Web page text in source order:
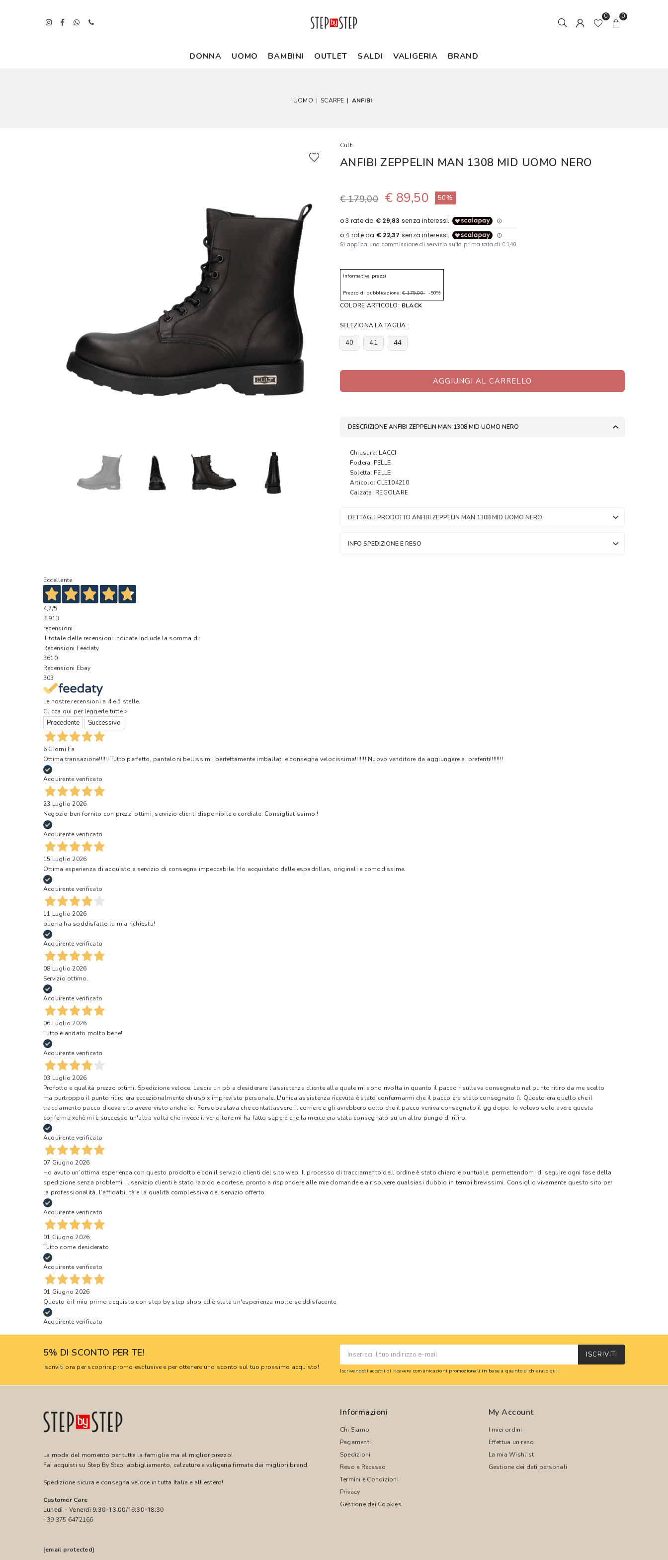
0 0
DONNA UOMO BAMBINI OUTLET SALDI VALIGERIA BRAND
UOMO | SCARPE | ANFIBI
Cult
ANFIBI ZEPPELIN MAN 1308 MID UOMO NERO
€ 179,00 € 89,50 50%
Informativa prezzi
Prezzo di pubblicazione: € 179,00-50%
COLORE ARTICOLO: BLACK
SELEZIONA LA TAGLIA :
40 41 44
AGGIUNGI AL CARRELLO
DESCRIZIONE ANFIBI ZEPPELIN MAN 1308 MID UOMO NERO
Chiusura: LACCI
Fodera: PELLE
Soletta: PELLE
Articolo: CLE104210
Calzata: REGOLARE
DETTAGLI PRODOTTO ANFIBI ZEPPELIN MAN 1308 MID UOMO NERO
INFO SPEDIZIONE E RESO
Eccellente
4,7/5
3.913
recensioni
Il totale delle recensioni indicate include la somma di:
Recensioni Feedaty
3610
Recensioni Ebay
303
Le nostre recensioni a 4 e 5 stelle.
Clicca qui per leggerle tutte >
Precedente Successivo
6 Giorni Fa
Ottima transazione!!!!!! Tutto perfetto, pantaloni bellissimi, perfettamente imballati e consegna velocissima!!!!!!! Nuovo venditore da aggiungere ai preferiti!!!!!!!!
Acquirente verificato
23 Luglio 2026
Negozio ben fornito con prezzi ottimi, servizio clienti disponibile e cordiale. Consigliatissimo !
Acquirente verificato
15 Luglio 2026
Ottima esperienza di acquisto e servizio di consegna impeccabile. Ho acquistato delle espadrillas, originali e comodissime.
Acquirente verificato
11 Luglio 2026
buona ha soddisfatto la mia richiesta!
Acquirente verificato
08 Luglio 2026
Servizio ottimo.
Acquirente verificato
06 Luglio 2026
Tutto è andato molto bene!
Acquirente verificato
03 Luglio 2026
Profotto e qualità prezzo ottimi. Spedizione veloce. Lascia un pò a desiderare l'assistenza cliente alla quale mi sono rivolta in quanto il pacco risultava consegnato nel punto ritiro da me scelto
ma purtroppo il punto ritiro era eccezionalmente chiuso x imprevisto personale. L'unica assistenza ricevuta è stato confermarmi che il pacco era stato consegnato lì. Questo era quello che il
tracciamento pacco diceva e lo avevo visto anche io. Forse bastava che contattassero il corriere e gli avrebbero detto che il pacco veniva consegnato il gg dopo. Io volevo solo avere questa
conferma xchè mi è successo un'altra volta che invece il venditore mi ha fatto sapere che la merce era stata consegnato su un altro pungo di ritiro.
Acquirente verificato
07 Giugno 2026
Ho avuto un’ottima esperienza con questo prodotto e con il servizio clienti del sito web. Il processo di tracciamento dell’ordine è stato chiaro e puntuale, permettendomi di seguire ogni fase della
spedizione senza problemi. Il servizio clienti è stato rapido e cortese, pronto a rispondere alle mie domande e a risolvere qualsiasi dubbio in tempi brevissimi. Consiglio vivamente questo sito per
la professionalità, l’affidabilità e la qualità complessiva del servizio offerto.
Acquirente verificato
01 Giugno 2026
Tutto come desiderato
Acquirente verificato
01 Giugno 2026
Questo è il mio primo acquisto con step by step shop ed è stata un'esperienza molto soddisfacente
Acquirente verificato
5% DI SCONTO PER TE!
Iscriviti ora per scoprire promo esclusive e per ottenere uno sconto sul tuo prossimo acquisto!
ISCRIVITI
Iscrivendoti accetti di ricevere comunicazioni promozionali in base a quanto dichiaratoqui.
La moda del momento per tutta la famiglia ma al miglior prezzo!
Fai acquisti su Step By Step: abbigliamento, calzature e valigeria firmate dai migliori brand.
Spedizione sicura e consegna veloce in tutta Italia e all'estero!
Customer Care
Lunedì - Venerdì 9:30-13:00/16:30-18:30
+39 375 6472166
[email protected]
Informazioni
Chi Siamo
Pagamenti
Spedizioni
Reso e Recesso
Termini e Condizioni
Privacy
Gestione dei Cookies
My Account
I miei ordini
Effettua un reso
La mia Wishlist
Gestione dei dati personali